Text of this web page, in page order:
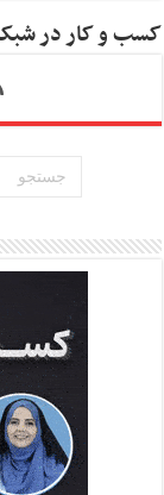
کسب و کار در